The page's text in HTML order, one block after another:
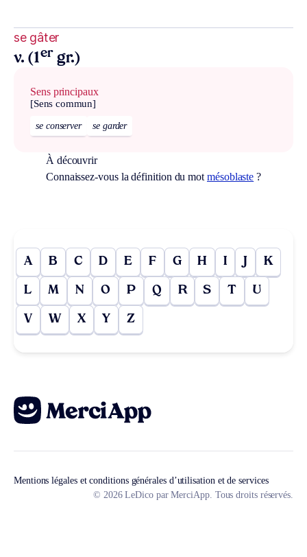
se gâter
v. (1er gr.)
Sens principaux
[Sens commun]
se conserver se garder
À découvrir
Connaissez-vous la définition du mot mésoblaste ?
A B C D E F G H I J K
L M N O P Q R S T U
V W X Y Z
Mentions légales et conditions générales d’utilisation et de services
© 2026 LeDico par MerciApp. Tous droits réservés.